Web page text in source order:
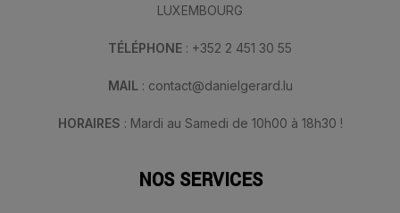
LUXEMBOURG
TÉLÉPHONE : +352 2 451 30 55
MAIL : contact@danielgerard.lu
HORAIRES : Mardi au Samedi de 10h00 à 18h30 !
NOS SERVICES